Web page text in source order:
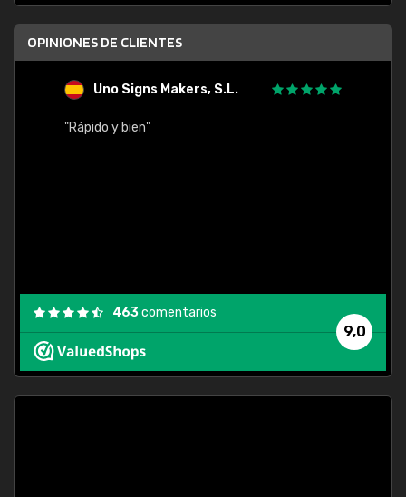
OPINIONES DE CLIENTES
Uno Signs Makers, S.L.
"Rápido y bien"
9,0
463comentarios